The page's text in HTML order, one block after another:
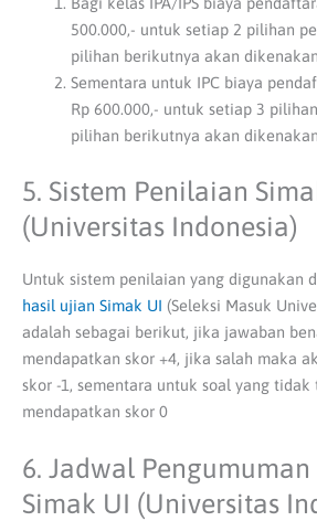
500.000,- untuk setiap 2 pilihan
pilihan berikutnya akan
Sementara untuk IPC biaya
Rp 600.000,- untuk setiap 3
pilihan berikutnya akan
5. Sistem Penilaian
(Universitas Indonesia)
Untuk sistem penilaian yang digunakan
hasil ujian Simak UI (Seleksi Masuk
adalah sebagai berikut, jika jawaban
mendapatkan skor +4, jika salah maka
skor -1, sementara untuk soal yang
mendapatkan skor 0
6. Jadwal
Simak UI (Universitas